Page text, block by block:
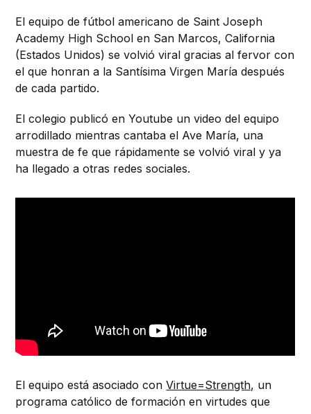
El equipo de fútbol americano de Saint Joseph
Academy High School en San Marcos, California
(Estados Unidos) se volvió viral gracias al fervor con
el que honran a la Santísima Virgen María después
de cada partido.
El colegio publicó en Youtube un video del equipo
arrodillado mientras cantaba el Ave María, una
muestra de fe que rápidamente se volvió viral y ya
ha llegado a otras redes sociales.
El equipo está asociado conVirtue=Strength, un
programa católico de formación en virtudes que